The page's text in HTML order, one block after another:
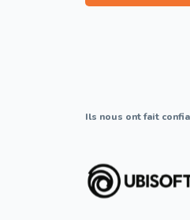
Ils nous ont fait